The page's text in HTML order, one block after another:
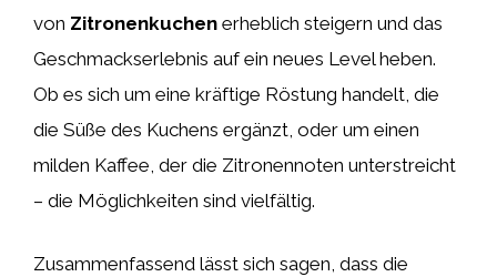
von Zitronenkuchen erheblich steigern und das
Geschmackserlebnis auf ein neues Level heben.
Ob es sich um eine kräftige Röstung handelt, die
die Süße des Kuchens ergänzt, oder um einen
milden Kaffee, der die Zitronennoten unterstreicht
– die Möglichkeiten sind vielfältig.
Zusammenfassend lässt sich sagen, dass die